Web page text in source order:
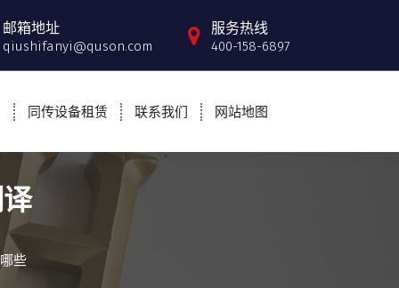
邮箱地址
qiushifanyi@quson.com
服务热线
400-158-6897
同传设备租赁 联系我们 网站地图
些